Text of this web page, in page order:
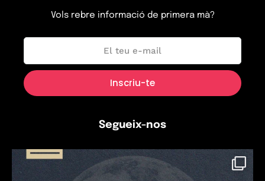
Vols rebre informació de primera mà?
Segueix-nos